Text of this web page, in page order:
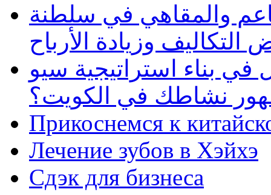
والمقاهي في سلطنة
وزيادة الأرباح
بناء استراتيجية سيو
نشاطك في الكويت؟
Прикоснемся к
Лечение зубов в Хэйхэ
Сдэк для бизнеса